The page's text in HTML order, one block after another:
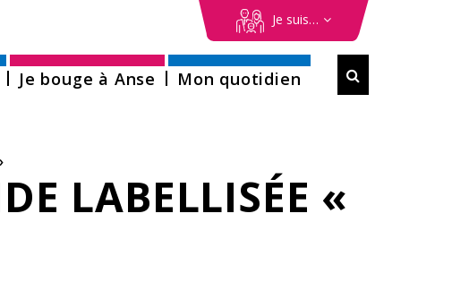
Je suis…

de
Je bouge à Anse Mon quotidien
LABELLISÉE «